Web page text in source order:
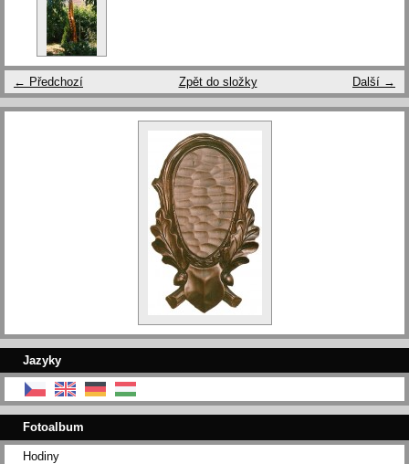
← Předchozí Další →
Zpět do složky
Jazyky
Fotoalbum
Hodiny